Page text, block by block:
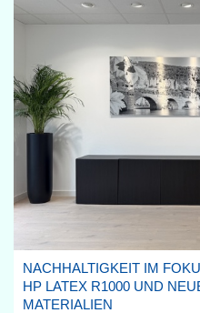
NACHHALTIGKEIT IM
HP LATEX R1000 UND
MATERIALIEN